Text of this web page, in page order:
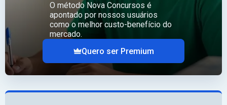
O método Nova Concursos é
apontado por nossos usuários
como o melhor custo-benefício do
mercado.
Quero ser Premium